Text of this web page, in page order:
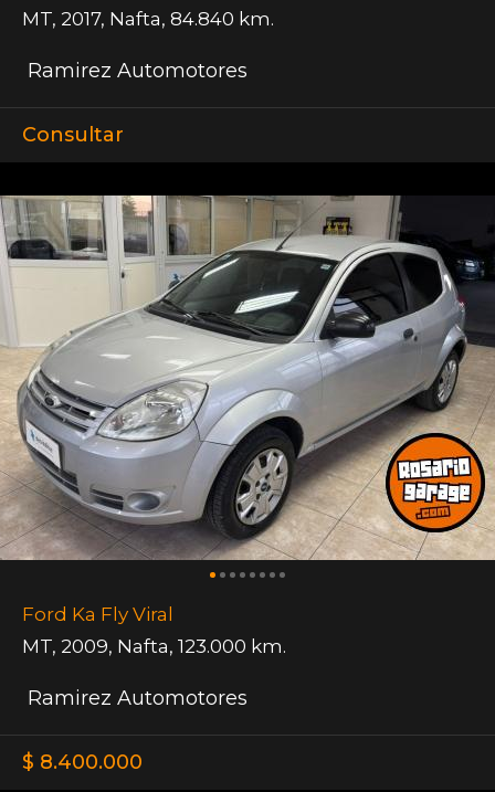
MT, 2017, Nafta, 84.840 km.
Ramirez Automotores
Consultar
Ford Ka Fly Viral
MT, 2009, Nafta, 123.000 km.
Ramirez Automotores
$ 8.400.000